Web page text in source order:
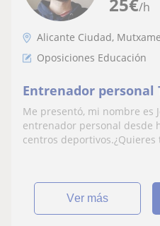
/h
Alicante Ciudad,
Oposiciones Educación
Entrenador personal
Me presentó, mi nombre es
entrenador personal desde
centros
ver más